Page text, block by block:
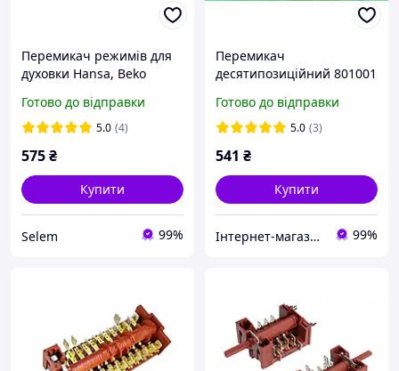
Перемикач режимів для
духовки Hansa, Beko
GOTTAK Іспанія.
Готово до відправки
5.0 (4)
575₴
Купити
Selem 99%
Перемикач
десятипозиційний 801001
духовки "HANSA", "Kaiser"
7LA GOTTAK, Spain
Готово до відправки
5.0 (3)
541 ₴
Купити
Інтернет-магазин "Е-ТЕН" 99%